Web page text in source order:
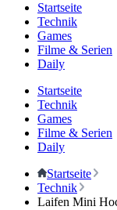
Startseite
Technik
Games
Filme & Serien
Daily
Startseite
Technik
Games
Filme & Serien
Daily
Startseite
Technik
Laifen Mini